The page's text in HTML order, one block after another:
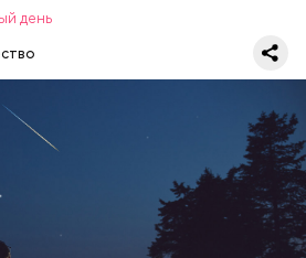
день
учрежден в честь
Персеиды, который ежегодно
Все любители
7 августа выезжают за
где нет светового
невооруженным глазом
звездами.
кубиками, нужно легко
К ним добавляются зелень
и оливковое масло.
— поделился рецептом